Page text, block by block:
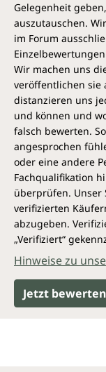
Gelegenheit
auszutauschen.
im Forum
Wir machen uns
veröffentlichen
distanzieren uns
und können und
falsch bewerten.
angesprochen
oder eine andere
Fachqualifikation
überprüfen. Unser
verifizierten
abzugeben.
„Verifiziert“
Hinweise zu
Jetzt bewerten